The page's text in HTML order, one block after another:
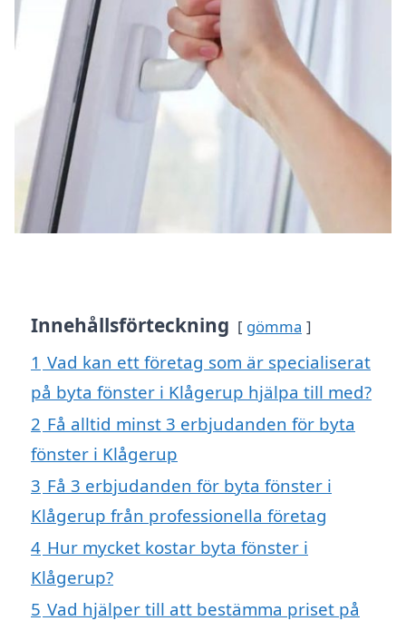
Innehållsförteckning gömma
1 Vad kan ett företag som är specialiserat
på byta fönster i Klågerup hjälpa till med?
2 Få alltid minst 3 erbjudanden för byta
fönster i Klågerup
3 Få 3 erbjudanden för byta fönster i
Klågerup från professionella företag
4 Hur mycket kostar byta fönster i
Klågerup?
5 Vad hjälper till att bestämma priset på